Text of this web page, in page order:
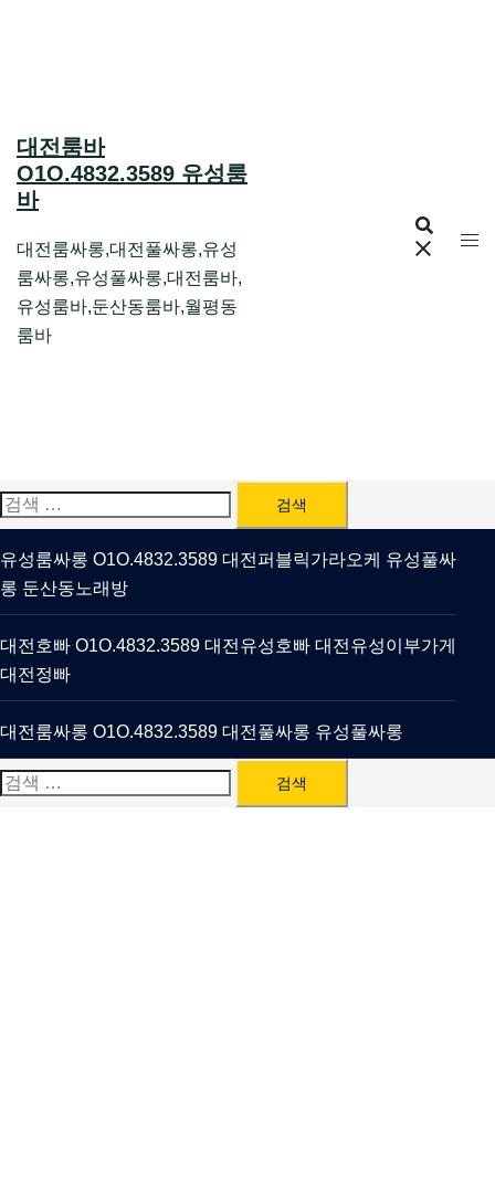
대전룸바
O1O.4832.3589 유성룸
바
대전룸싸롱,대전풀싸롱,유성
룸싸롱,유성풀싸롱,대전룸바,
유성룸바,둔산동룸바,월평동
룸바
검
색:
유성룸싸롱 O1O.4832.3589 대전퍼블릭가라오케 유성풀싸
롱 둔산동노래방
대전호빠 O1O.4832.3589 대전유성호빠 대전유성이부가게
대전정빠
대전룸싸롱 O1O.4832.3589 대전풀싸롱 유성풀싸롱
검